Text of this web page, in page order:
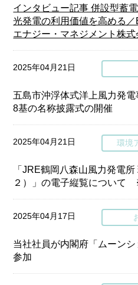
インタビュー記事 併設型蓄
光発電の利用価値を高める
エナジー・マネジメント株式
2025年04月21日
五島市沖浮体式洋上風力発
8基の名称披露式の開催
2025年04月21日 環境
「JRE鶴岡八森山風力発電
２）」の電子縦覧について
2025年04月17日
当社社員が内閣府「ムーン
参加